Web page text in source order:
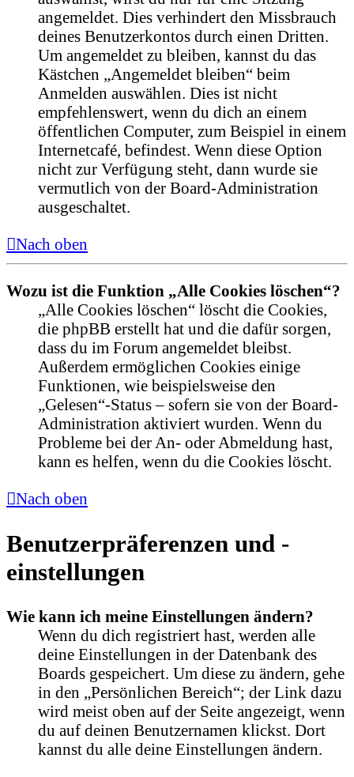
angemeldet. Dies verhindert den Missbrauch
deines Benutzerkontos durch einen Dritten.
Um angemeldet zu bleiben, kannst du das
Kästchen „Angemeldet bleiben“ beim
Anmelden auswählen. Dies ist nicht
empfehlenswert, wenn du dich an einem
öffentlichen Computer, zum Beispiel in einem
Internetcafé, befindest. Wenn diese Option
nicht zur Verfügung steht, dann wurde sie
vermutlich von der Board-Administration
ausgeschaltet.
Nach oben
Wozu ist die Funktion „Alle Cookies löschen“?
„Alle Cookies löschen“ löscht die Cookies,
die phpBB erstellt hat und die dafür sorgen,
dass du im Forum angemeldet bleibst.
Außerdem ermöglichen Cookies einige
Funktionen, wie beispielsweise den
„Gelesen“-Status – sofern sie von der Board-
Administration aktiviert wurden. Wenn du
Probleme bei der An- oder Abmeldung hast,
kann es helfen, wenn du die Cookies löscht.
Nach oben
Benutzerpräferenzen und -
einstellungen
Wie kann ich meine Einstellungen ändern?
Wenn du dich registriert hast, werden alle
deine Einstellungen in der Datenbank des
Boards gespeichert. Um diese zu ändern, gehe
in den „Persönlichen Bereich“; der Link dazu
wird meist oben auf der Seite angezeigt, wenn
du auf deinen Benutzernamen klickst. Dort
kannst du alle deine Einstellungen ändern.